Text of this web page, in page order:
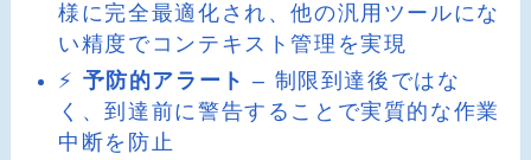
様に完全最適化され、他の汎用ツールにな
い精度でコンテキスト管理を実現
⚡ 予防的アラート – 制限到達後ではな
く、到達前に警告することで実質的な作業
中断を防止